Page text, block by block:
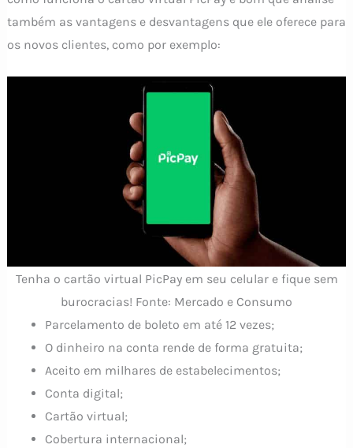
também as vantagens e desvantagens que ele oferece para
os novos clientes, como por exemplo:
Tenha o cartão virtual PicPay em seu celular e fique sem
burocracias! Fonte: Mercado e Consumo
Parcelamento de boleto em até 12 vezes;
O dinheiro na conta rende de forma gratuita;
Aceito em milhares de estabelecimentos;
Conta digital;
Cartão virtual;
Cobertura internacional;